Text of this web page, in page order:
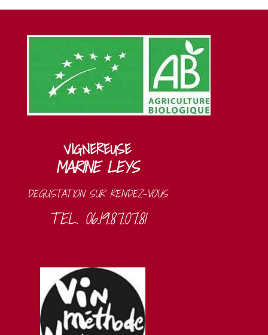
VIGNEREUSE
MARINE LEYS
DEGUSTATION SUR RENDEZ-VOUS
TEL. 06.19.87.07.81